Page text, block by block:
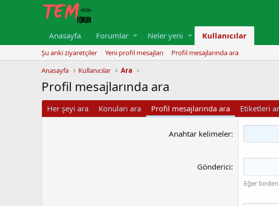
Anasayfa Forumlar Neler yeni Kullanıcılar
Şu anki ziyaretçiler Yeni profil mesajları
Profil mesajlarında ara
Anasayfa
Kullanıcılar Ara
Profil mesajlarında ara
Her şeyi ara Konuları ara Profil mesajlarında ara Etiketleri
Anahtar kelimeler
Gönderici
Eğer birden